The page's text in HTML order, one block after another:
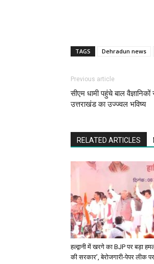
TAGS Dehradun news
Previous article
सीएम धामी पहुंचे बाल
उत्तराखंड का उज्ज्वल भविष्य
RELATED ARTICLES
हल्द्वानी में खरगे का BJP पर बड़ा
की सरकार’, बेरोजगारी-पेपर लीक